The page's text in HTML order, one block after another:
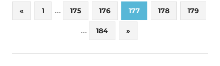
Paginazione
articoli
«Previous
Posts
1 … 175 176 177 178 179
… 184
Next
Posts
»